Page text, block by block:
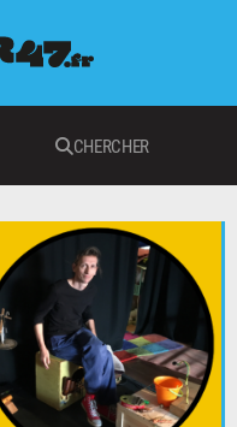
CHERCHER